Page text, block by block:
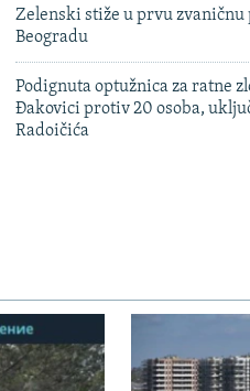
Zelenski stiže u prvu zvaničnu
Beogradu
Podignuta optužnica za ratne
Đakovici protiv 20 osoba,
Radoičića